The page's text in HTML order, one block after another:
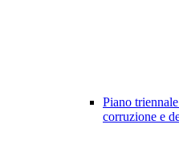
Piano
corruzione e